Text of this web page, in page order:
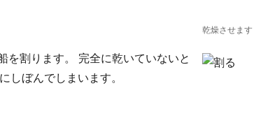
乾燥させます
を割ります。 完全に乾いていないと
しぼんでしまいます。